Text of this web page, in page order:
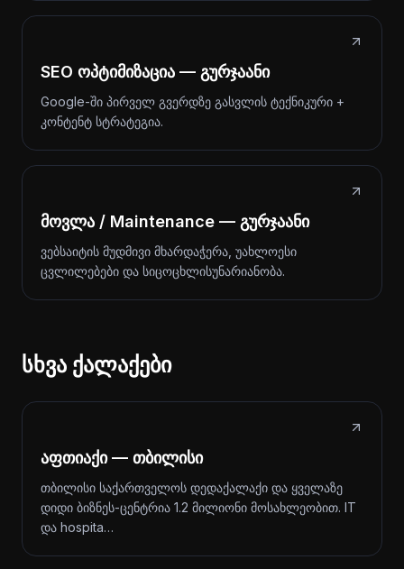
SEO ოპტიმიზაცია — გურჯაანი
Google-ში პირველ გვერდზე გასვლის ტექნიკური +
კონტენტ სტრატეგია.
მოვლა / Maintenance — გურჯაანი
ვებსაიტის მუდმივი მხარდაჭერა, უახლოესი
ცვლილებები და სიცოცხლისუნარიანობა.
სხვა ქალაქები
აფთიაქი — თბილისი
თბილისი საქართველოს დედაქალაქი და ყველაზე
დიდი ბიზნეს-ცენტრია 1.2 მილიონი მოსახლეობით. IT
და hospita…